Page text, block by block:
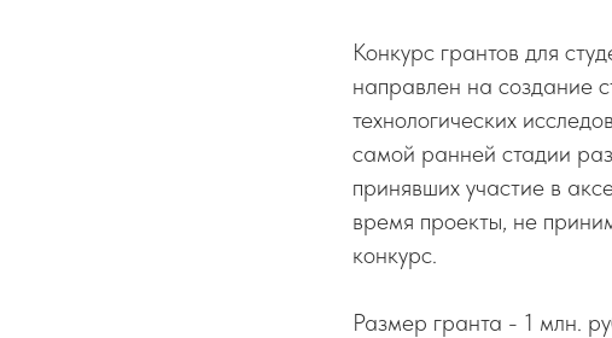
Конкурс грантов для
направлен на создание
технологических
самой ранней стадии
принявших участие в
время проекты, не
конкурс.
Размер гранта - 1 млн.